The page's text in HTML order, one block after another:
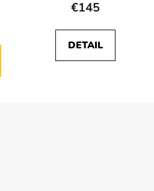
je
5,0
€145
DETAIL